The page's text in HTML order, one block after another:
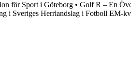
för Sport i Göteborg • Golf R – En
i Sveriges Herrlandslag i Fotboll EM-